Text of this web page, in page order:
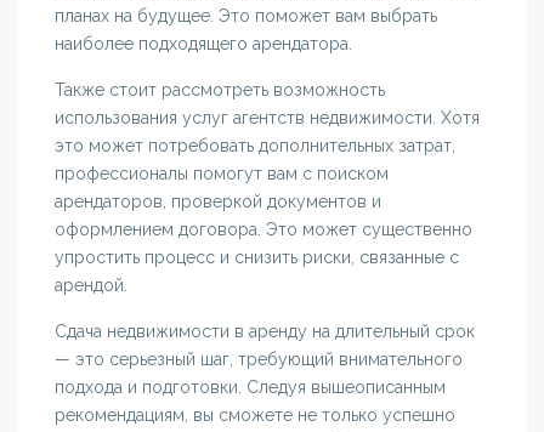
планах на будущее. Это поможет вам выбрать
наиболее подходящего арендатора.
Также стоит рассмотреть возможность
использования услуг агентств недвижимости. Хотя
это может потребовать дополнительных затрат,
профессионалы помогут вам с поиском
арендаторов, проверкой документов и
оформлением договора. Это может существенно
упростить процесс и снизить риски, связанные с
арендой.
Сдача недвижимости в аренду на длительный срок
— это серьезный шаг, требующий внимательного
подхода и подготовки. Следуя вышеописанным
рекомендациям, вы сможете не только успешно